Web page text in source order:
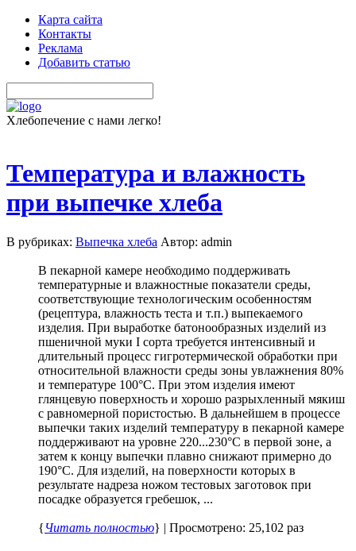
Карта сайта
Контакты
Реклама
Добавить статью
Хлебопечение с нами легко!
Температура и влажность
при выпечке хлеба
В рубриках: Выпечка хлеба Автор: admin
В пекарной камере необходимо поддерживать
температурные и влажностные показатели среды,
соответствующие технологическим особенностям
(рецептура, влажность теста и т.п.) выпекаемого
изделия. При выработке батонообразных изделий из
пшеничной муки I сорта требуется интенсивный и
длительный процесс гигротермической обработки при
относительной влажности среды зоны увлажнения 80%
и температуре 100°С. При этом изделия имеют
глянцевую поверхность и хорошо разрыхленный мякиш
с равномерной пористостью. В дальнейшем в процессе
выпечки таких изделий температуру в пекарной камере
поддерживают на уровне 220...230°С в первой зоне, а
затем к концу выпечки плавно снижают примерно до
190°С. Для изделий, на поверхности которых в
результате надреза ножом тестовых заготовок при
посадке образуется гребешок, ...
{Читать полностью} | Просмотрено: 25,102 раз